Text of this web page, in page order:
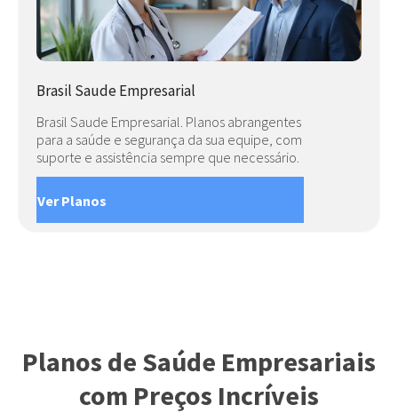
Brasil Saude Empresarial
Brasil Saude Empresarial. Planos abrangentes
para a saúde e segurança da sua equipe, com
suporte e assistência sempre que necessário.
Ver Planos
Planos de Saúde Empresariais
com Preços Incríveis